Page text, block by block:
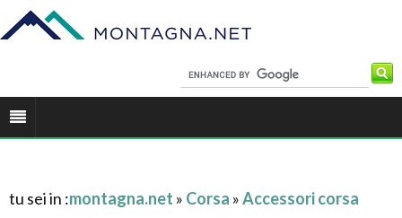
tu sei in :montagna.net » Corsa »Accessori corsa